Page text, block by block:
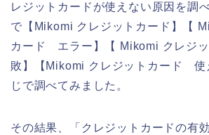
レジットカードが使えない原因を調
で【Mikomi クレジットカード】【
カード エラー】【 Mikomi クレジ
敗】【Mikomi クレジットカード 使
じで調べてみました。
その結果、「クレジットカードの有